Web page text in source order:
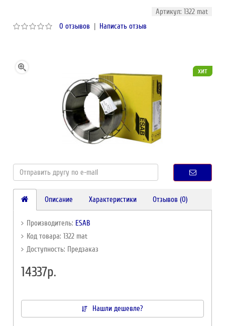
Артикул: 1322 mat
0 отзывов | Написать отзыв
хит
Описание Характеристики Отзывов (0)
Производитель: ESAB
Код товара: 1322 mat
Доступность: Предзаказ
14337р.
Нашли дешевле?